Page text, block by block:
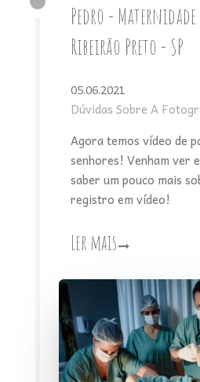
Pedro -
Ribeirão Preto - SP
05.06.2021
Dúvidas Sobre A
Agora temos vídeo de
senhores! Venham ver
saber um pouco mais
registro em vídeo!
Ler mais